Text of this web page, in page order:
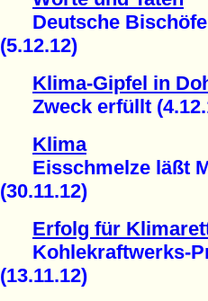
Deutsche Bischöfe
(5.12.12)
Klima-Gipfel in
Zweck erfüllt
Klima
Eisschmelze läßt
(30.11.12)
Erfolg für
Kohlekraftwerks-
(13.11.12)